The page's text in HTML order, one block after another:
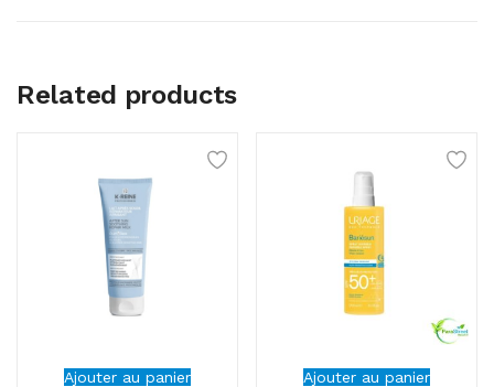
Related products
Ajouter au panier Ajouter au panier